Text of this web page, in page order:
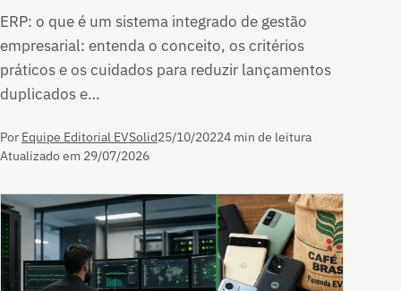
ERP: o que é um sistema integrado de gestão
empresarial: entenda o conceito, os critérios
práticos e os cuidados para reduzir lançamentos
duplicados e…
Por Equipe Editorial EVSolid25/10/20224 min de leitura
Atualizado em 29/07/2026